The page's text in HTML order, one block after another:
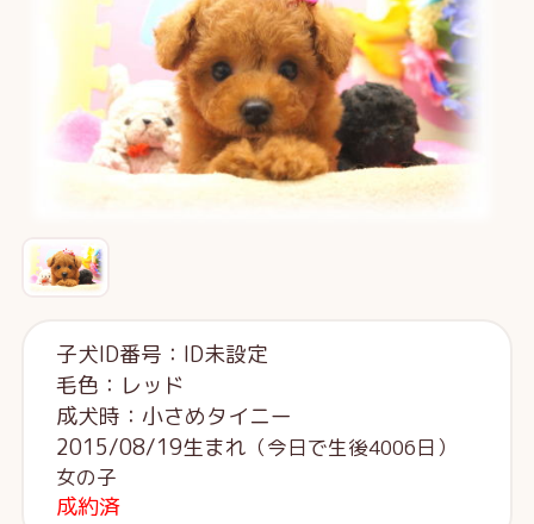
子犬ID番号：ID未設定
毛色：レッド
成犬時：小さめタイニー
2015/08/19生まれ （今日で生後4006日）
女の子
成約済